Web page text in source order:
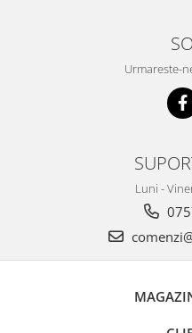
Urmareste-
Luni -